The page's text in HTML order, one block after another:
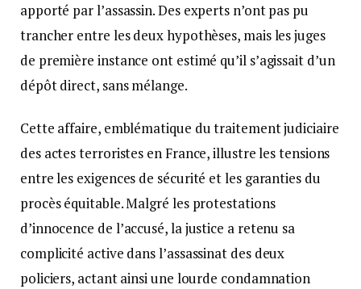
apporté par l’assassin. Des experts n’ont pas pu
trancher entre les deux hypothèses, mais les juges
de première instance ont estimé qu’il s’agissait d’un
dépôt direct, sans mélange.
Cette affaire, emblématique du traitement judiciaire
des actes terroristes en France, illustre les tensions
entre les exigences de sécurité et les garanties du
procès équitable. Malgré les protestations
d’innocence de l’accusé, la justice a retenu sa
complicité active dans l’assassinat des deux
policiers, actant ainsi une lourde condamnation